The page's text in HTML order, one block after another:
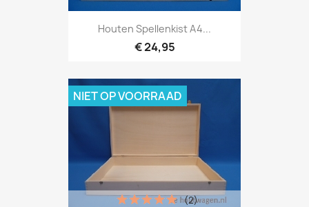
Houten Spellenkist A4...
€ 24,95
(2)
NIET OP VOORRAAD